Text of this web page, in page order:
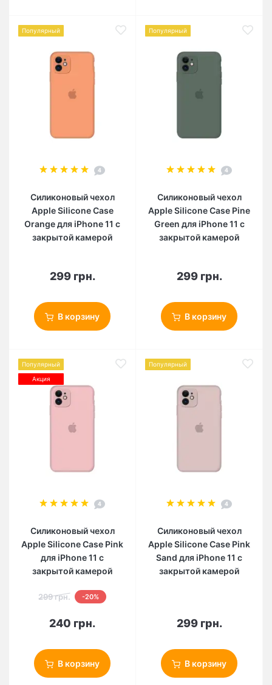
Популярный
4
Силиконовый чехол
Apple Silicone Case
Orange для iPhone 11 с
закрытой камерой
299 грн.
В корзину
Популярный
4
Силиконовый чехол
Apple Silicone Case Pine
Green для iPhone 11 с
закрытой камерой
299 грн.
В корзину
Популярный
Акция
4
Силиконовый чехол
Apple Silicone Case Pink
для iPhone 11 с
закрытой камерой
299 грн. -20%
240 грн.
В корзину
Популярный
4
Силиконовый чехол
Apple Silicone Case Pink
Sand для iPhone 11 с
закрытой камерой
299 грн.
В корзину